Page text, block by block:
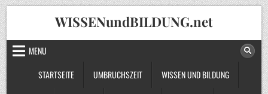
Skip
to
content
WISSENundBILDUNG.net
MENU
STARTSEITE
UMBRUCHSZEIT WISSEN UND BILDUNG